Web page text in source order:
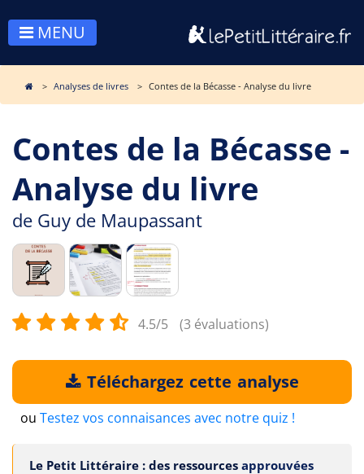
MENU
Analyses de livres Contes de la Bécasse - Analyse du livre
Contes de la Bécasse -
Analyse du livre
de Guy de Maupassant
4.5/5 (3 évaluations)
Téléchargez cette analyse
ou Testez vos connaisances avec notre quiz !
Le Petit Littéraire : des ressources approuvées